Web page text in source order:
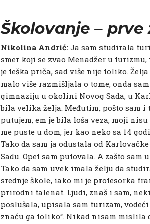
Školovanje – prve
Nikolina Andrić:Ja sam studirala
smer koji se zvao Menadžer u
je teška priča, sad više nije toliko.
malo više razmišljala o tome, onda
gimnaziju u okolini Novog Sada, u
bila velika želja. Međutim, pošto sam i
putujem, em je bila loša veza, moji
me puste u dom, jer kao neko sa 14
Tako da sam ja odustala od
Sadu. Opet sam putovala. A zašto
Tako da sam uvek imala želju da
srednje škole, iako mi je profesorka
prirodni talenat. Ljudi, znaš i sam,
poslušala, upisala sam turizam,
znaću ga toliko“. Nikad nisam mislila